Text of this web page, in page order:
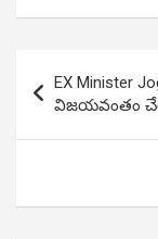
navigation
EX Minister
విజ‌య‌వంతం